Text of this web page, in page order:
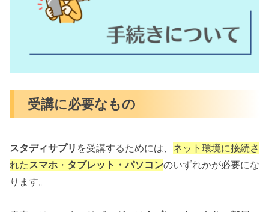
受講に必要なもの
スタディサプリ を受講するためには、 ネット環境に接続さ
れたスマホ ・ タブレット・パソコンのいずれかが必要にな
ります。